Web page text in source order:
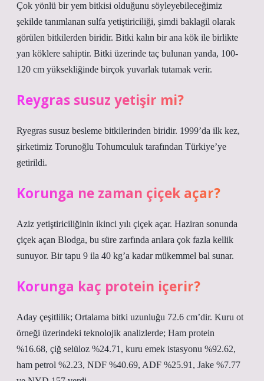
Çok yönlü bir yem bitkisi olduğunu söyleyebileceğimiz
şekilde tanımlanan sulfa yetiştiriciliği, şimdi baklagil olarak
görülen bitkilerden biridir. Bitki kalın bir ana kök ile birlikte
yan köklere sahiptir. Bitki üzerinde taç bulunan yanda, 100-
120 cm yüksekliğinde birçok yuvarlak tutamak verir.
Reygras susuz yetişir mi?
Ryegras susuz besleme bitkilerinden biridir. 1999’da ilk kez,
şirketimiz Torunoğlu Tohumculuk tarafından Türkiye’ye
getirildi.
Korunga ne zaman çiçek açar?
Aziz yetiştiriciliğinin ikinci yılı çiçek açar. Haziran sonunda
çiçek açan Blodga, bu süre zarfında arılara çok fazla kellik
sunuyor. Bir tapu 9 ila 40 kg’a kadar mükemmel bal sunar.
Korunga kaç protein içerir?
Aday çeşitlilik; Ortalama bitki uzunluğu 72.6 cm’dir. Kuru ot
örneği üzerindeki teknolojik analizlerde; Ham protein
%16.68, çiğ selüloz %24.71, kuru emek istasyonu %92.62,
ham petrol %2.23, NDF %40.69, ADF %25.91, Jake %7.77